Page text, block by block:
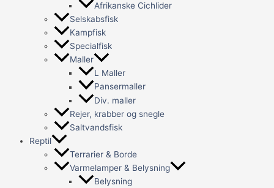
Afrikanske Cichlider
Selskabsfisk
Kampfisk
Specialfisk
Maller
L Maller
Pansermaller
Div. maller
Rejer, krabber og snegle
Saltvandsfisk
Reptil
Terrarier & Borde
Varmelamper & Belysning
Belysning